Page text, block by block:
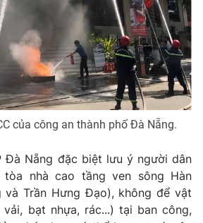
của công an thành phố Đà Nẵng.
Đà Nẵng đặc biệt lưu ý người dân
nhà cao tầng ven sông Hàn
và Trần Hưng Đạo), không để vật
bạt nhựa, rác...) tại ban công,